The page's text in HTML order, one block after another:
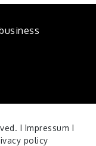
I Impressum I
policy